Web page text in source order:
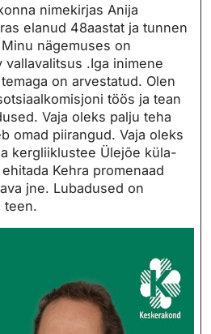
nimekirjas Anija
elanud 48aastat ja tunnen
nägemuses on
.Iga inimene
on arvestatud. Olen
töös ja tean
Vaja oleks palju teha
omad piirangud. Vaja oleks
kergliiklustee Ülejõe küla-
Kehra promenaad
jne. Lubadused on
teen.